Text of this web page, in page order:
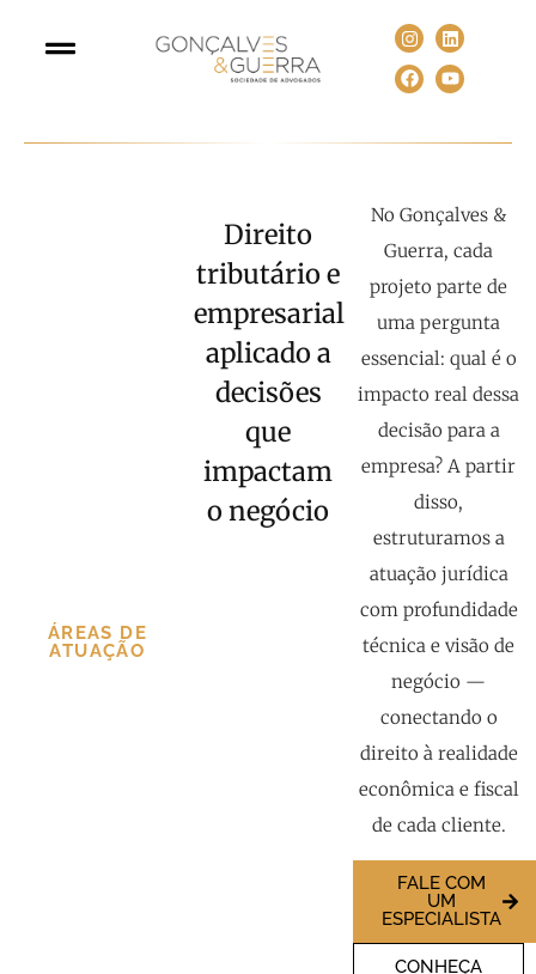
ÁREAS DE
ATUAÇÃO
Direito
tributário e
empresarial
aplicado a
decisões
que
impactam
o negócio
No Gonçalves &
Guerra, cada
projeto parte de
uma pergunta
essencial: qual é o
impacto real dessa
decisão para a
empresa? A partir
disso,
estruturamos a
atuação jurídica
com profundidade
técnica e visão de
negócio —
conectando o
direito à realidade
econômica e fiscal
de cada cliente.
FALE COM
UM
ESPECIALISTA
CONHEÇA